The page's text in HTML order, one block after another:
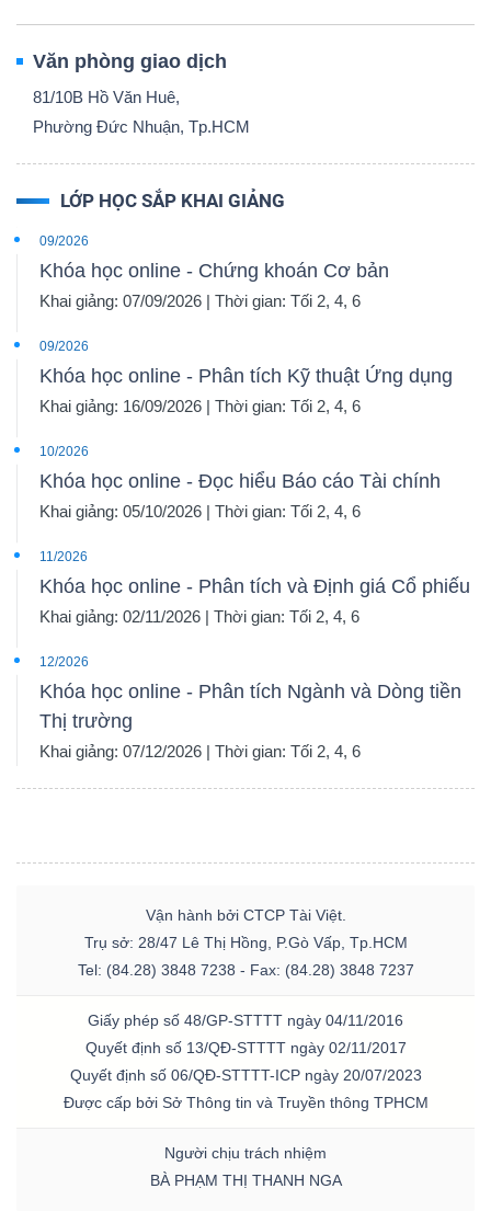
Văn phòng giao dịch
81/10B Hồ Văn Huê,
Phường Đức Nhuận, Tp.HCM
LỚP HỌC SẮP KHAI GIẢNG
09/2026
Khóa học online - Chứng khoán Cơ bản
Khai giảng: 07/09/2026 | Thời gian: Tối 2, 4, 6
09/2026
Khóa học online - Phân tích Kỹ thuật Ứng dụng
Khai giảng: 16/09/2026 | Thời gian: Tối 2, 4, 6
10/2026
Khóa học online - Đọc hiểu Báo cáo Tài chính
Khai giảng: 05/10/2026 | Thời gian: Tối 2, 4, 6
11/2026
Khóa học online - Phân tích và Định giá Cổ phiếu
Khai giảng: 02/11/2026 | Thời gian: Tối 2, 4, 6
12/2026
Khóa học online - Phân tích Ngành và Dòng tiền
Thị trường
Khai giảng: 07/12/2026 | Thời gian: Tối 2, 4, 6
Vận hành bởi CTCP Tài Việt.
Trụ sở: 28/47 Lê Thị Hồng, P.Gò Vấp, Tp.HCM
Tel: (84.28) 3848 7238 - Fax: (84.28) 3848 7237
Giấy phép số 48/GP-STTTT ngày 04/11/2016
Quyết định số 13/QĐ-STTTT ngày 02/11/2017
Quyết định số 06/QĐ-STTTT-ICP ngày 20/07/2023
Được cấp bởi Sở Thông tin và Truyền thông TPHCM
Người chịu trách nhiệm
BÀ PHẠM THỊ THANH NGA